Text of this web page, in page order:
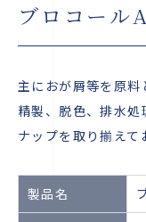
ブロコール
主におが屑等を原料
精製、脱色、排水
ナップを取り揃えて
製品名